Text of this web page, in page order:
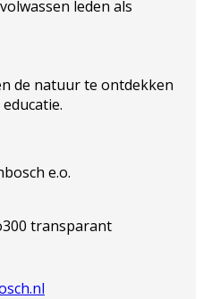
leden als
de natuur te ontdekken
e.o.